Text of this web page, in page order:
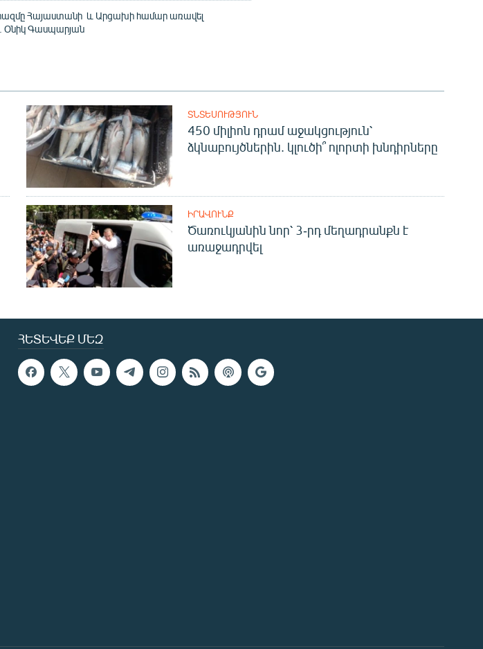
Հայաստանի և Արցախի համար առավել
Օնիկ Գասպարյան
ՏՆՏԵՍՈՒԹՅՈՒՆ
450 միլիոն դրամ աջակցություն՝
ձկնաբույծներին. կլուծի՞ ոլորտի խնդիրները
ԻՐԱՎՈՒՆՔ
Ծառուկյանին նոր՝ 3-րդ մեղադրանքն է
առաջադրվել
ՀԵՏԵՎԵՔ ՄԵԶ